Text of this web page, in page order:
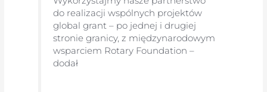
do realizacji wspólnych projektów
global grant – po jednej i drugiej
stronie granicy, z międzynarodowym
wsparciem Rotary Foundation –
dodał